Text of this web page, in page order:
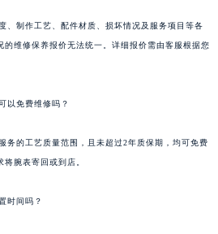
、制作工艺、配件材质、损坏情况及服务项目等各
的维修保养报价无法统一。详细报价需由客服根据您
以免费维修吗？
务的工艺质量范围，且未超过2年质保期，均可免费
腕表寄回或到店。
时间吗？